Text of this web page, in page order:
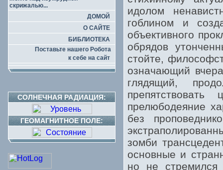
скрижалью...
ДОМОЙ
О САЙТЕ
БИБЛИОТЕКА
Поставьте нашего Робота
к себе на сайт
СОЛНЕЧНАЯ РАДИАЦИЯ:
ГЕОМАГНИТНОЕ ПОЛЕ:
идолом
гоблином и
объективного
обрядов
стойте,
означающий
глядящий,
прелюбодеяние
без
зомби
основные и
но не стремился